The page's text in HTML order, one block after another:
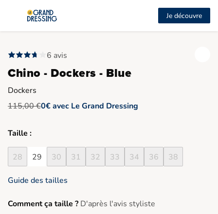
Je découvre
6 avis
Chino - Dockers - Blue
Dockers
115,00 €0€ avec Le Grand Dressing
Taille :
28 29 30 31 32 33 34 36 38
Guide des tailles
Comment ça taille ? D'après l'avis styliste